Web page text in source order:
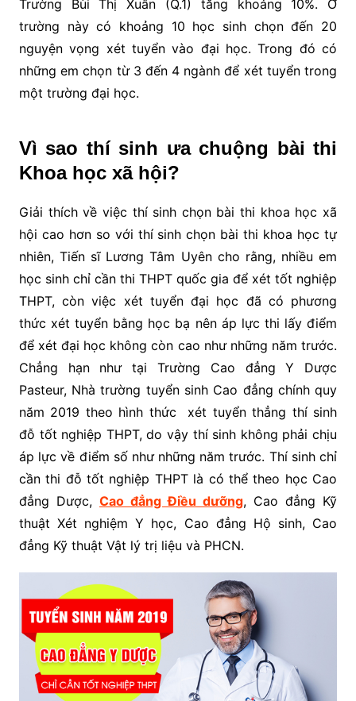
Trường Bùi Thị Xuân (Q.1) tăng khoảng 10%. Ở
trường này có khoảng 10 học sinh chọn đến 20
nguyện vọng xét tuyển vào đại học. Trong đó có
những em chọn từ 3 đến 4 ngành để xét tuyển trong
một trường đại học.
Vì sao thí sinh ưa chuộng bài thi
Khoa học xã hội?
Giải thích về việc thí sinh chọn bài thi khoa học xã
hội cao hơn so với thí sinh chọn bài thi khoa học tự
nhiên, Tiến sĩ Lương Tâm Uyên cho rằng, nhiều em
học sinh chỉ cần thi THPT quốc gia để xét tốt nghiệp
THPT, còn việc xét tuyển đại học đã có phương
thức xét tuyển bằng học bạ nên áp lực thi lấy điểm
để xét đại học không còn cao như những năm trước.
Chẳng hạn như tại Trường Cao đẳng Y Dược
Pasteur, Nhà trường tuyển sinh Cao đẳng chính quy
năm 2019 theo hình thức xét tuyển thẳng thí sinh
đỗ tốt nghiệp THPT, do vậy thí sinh không phải chịu
áp lực về điểm số như những năm trước. Thí sinh chỉ
cần thi đỗ tốt nghiệp THPT là có thể theo học Cao
đẳng Dược, Cao đẳng Điều dưỡng, Cao đẳng Kỹ
thuật Xét nghiệm Y học, Cao đẳng Hộ sinh, Cao
đẳng Kỹ thuật Vật lý trị liệu và PHCN.